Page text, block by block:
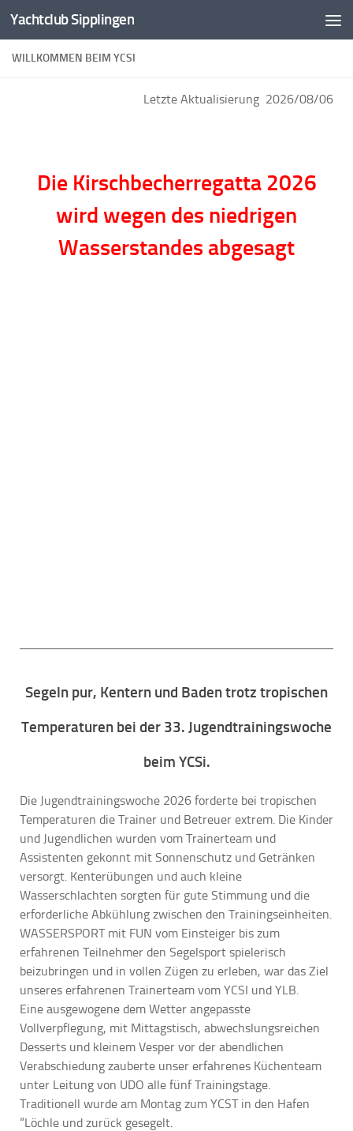
Zum Inhalt springen
Yachtclub Sipplingen
WILLKOMMEN BEIM YCSI
Letzte Aktualisierung 2026/08/06
Die Kirschbecherregatta 2026
wird wegen des niedrigen
Wasserstandes abgesagt
Segeln pur, Kentern und Baden trotz tropischen
Temperaturen bei der 33. Jugendtrainingswoche
beim YCSi.
Die Jugendtrainingswoche 2026 forderte bei tropischen
Temperaturen die Trainer und Betreuer extrem. Die Kinder
und Jugendlichen wurden vom Trainerteam und
Assistenten gekonnt mit Sonnenschutz und Getränken
versorgt. Kenterübungen und auch kleine
Wasserschlachten sorgten für gute Stimmung und die
erforderliche Abkühlung zwischen den Trainingseinheiten.
WASSERSPORT mit FUN vom Einsteiger bis zum
erfahrenen Teilnehmer den Segelsport spielerisch
beizubringen und in vollen Zügen zu erleben, war das Ziel
unseres erfahrenen Trainerteam vom YCSI und YLB.
Eine ausgewogene dem Wetter angepasste
Vollverpflegung, mit Mittagstisch, abwechslungsreichen
Desserts und kleinem Vesper vor der abendlichen
Verabschiedung zauberte unser erfahrenes Küchenteam
unter Leitung von UDO alle fünf Trainingstage.
Traditionell wurde am Montag zum YCST in den Hafen
“Löchle und zurück gesegelt.